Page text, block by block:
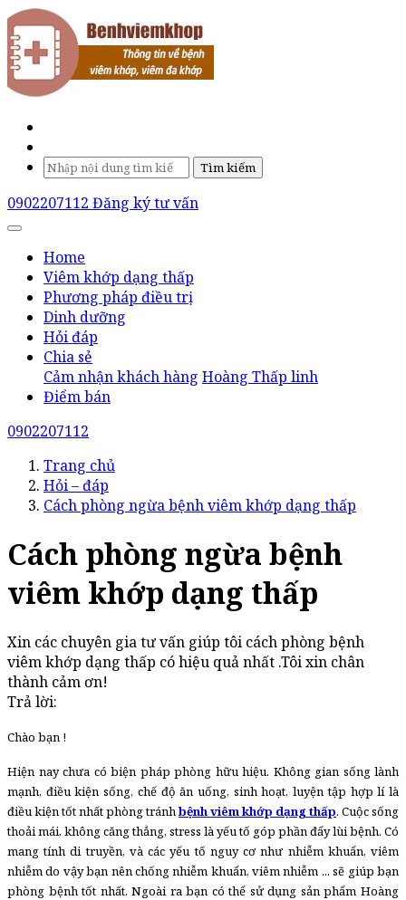
Tìm kiếm
0902207112 Đăng ký tư vấn
Home
Viêm khớp dạng thấp
Phương pháp điều trị
Dinh dưỡng
Hỏi đáp
Chia sẻ
Cảm nhận khách hàng Hoàng Thấp linh
Điểm bán
0902207112
Trang chủ
Hỏi – đáp
Cách phòng ngừa bệnh viêm khớp dạng thấp
Cách phòng ngừa bệnh
viêm khớp dạng thấp
Xin các chuyên gia tư vấn giúp tôi cách phòng bệnh
viêm khớp dạng thấp có hiệu quả nhất .Tôi xin chân
thành cảm ơn!
Trả lời:
Chào bạn !
Hiện nay chưa có biện pháp phòng hữu hiệu. Không gian sống lành
mạnh, điều kiện sống, chế độ ăn uống, sinh hoạt, luyện tập hợp lí là
điều kiện tốt nhất phòng tránhbệnh viêm khớp dạng thấp. Cuộc sống
thoải mái, không căng thẳng, stress là yếu tố góp phần đẩy lùi bệnh. Có
mang tính di truyền, và các yếu tố nguy cơ như nhiễm khuẩn, viêm
nhiễm do vậy bạn nên chống nhiễm khuẩn, viêm nhiễm ... sẽ giúp bạn
phòng bệnh tốt nhất. Ngoài ra bạn có thể sử dụng sản phẩm Hoàng